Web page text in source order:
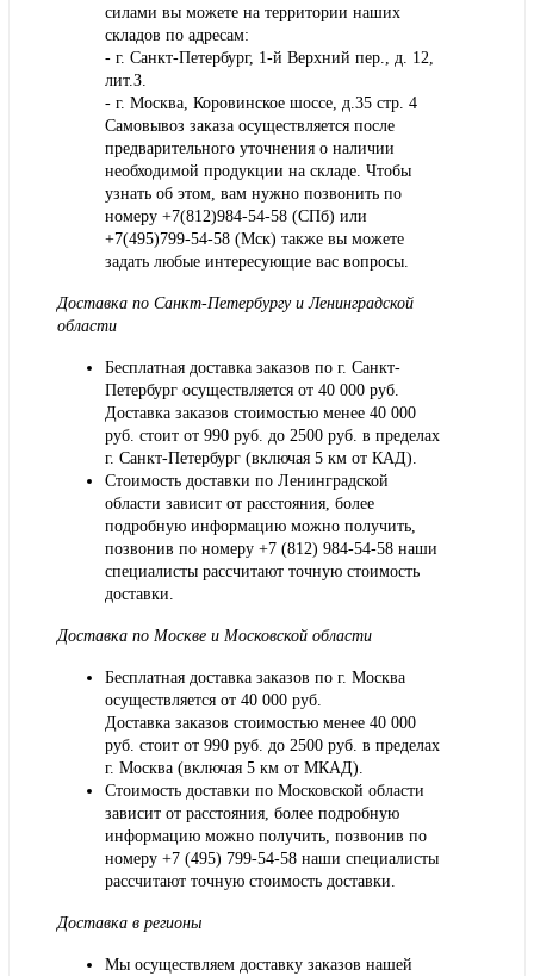
силами вы можете на территории наших
складов по адресам:
- г. Санкт-Петербург, 1-й Верхний пер., д. 12,
лит.З.
- г. Москва, Коровинское шоссе, д.35 стр. 4
Самовывоз заказа осуществляется после
предварительного уточнения о наличии
необходимой продукции на складе. Чтобы
узнать об этом, вам нужно позвонить по
номеру +7(812)984-54-58 (СПб) или
+7(495)799-54-58 (Мск) также вы можете
задать любые интересующие вас вопросы.
Доставка по Санкт-Петербургу и Ленинградской
области
Бесплатная доставка заказов по г. Санкт-
Петербург осуществляется от 40 000 руб.
Доставка заказов стоимостью менее 40 000
руб. стоит от 990 руб. до 2500 руб. в пределах
г. Санкт-Петербург (включая 5 км от КАД).
Стоимость доставки по Ленинградской
области зависит от расстояния, более
подробную информацию можно получить,
позвонив по номеру +7 (812) 984-54-58 наши
специалисты рассчитают точную стоимость
доставки.
Доставка по Москве и Московской области
Бесплатная доставка заказов по г. Москва
осуществляется от 40 000 руб.
Доставка заказов стоимостью менее 40 000
руб. стоит от 990 руб. до 2500 руб. в пределах
г. Москва (включая 5 км от МКАД).
Стоимость доставки по Московской области
зависит от расстояния, более подробную
информацию можно получить, позвонив по
номеру +7 (495) 799-54-58 наши специалисты
рассчитают точную стоимость доставки.
Доставка в регионы
Мы осуществляем доставку заказов нашей